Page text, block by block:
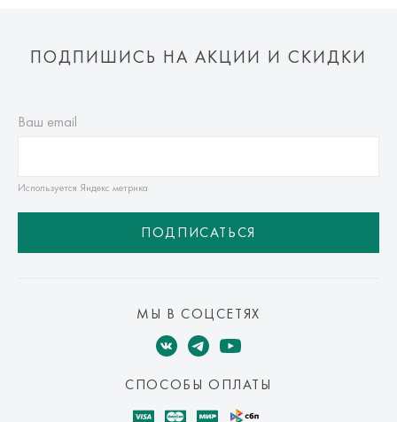
ПОДПИШИСЬ НА АКЦИИ И СКИДКИ
Ваш email
Используется Яндекс метрика
ПОДПИСАТЬСЯ
МЫ В СОЦСЕТЯХ
СПОСОБЫ ОПЛАТЫ